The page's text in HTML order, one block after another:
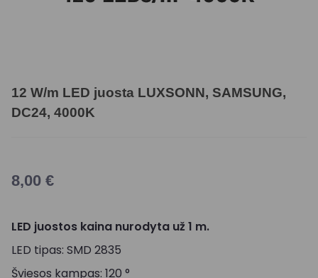
12 W/m LED juosta LUXSONN, SAMSUNG,
DC24, 4000K
8,00 €
LED juostos kaina nurodyta už 1 m.
LED tipas: SMD 2835
Šviesos kampas: 120 °